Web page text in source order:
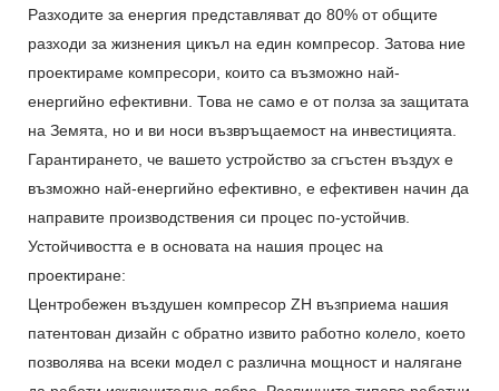
Разходите за енергия представляват до 80% от общите
разходи за жизнения цикъл на един компресор. Затова ние
проектираме компресори, които са възможно най-
енергийно ефективни. Това не само е от полза за защитата
на Земята, но и ви носи възвръщаемост на инвестицията.
Гарантирането, че вашето устройство за сгъстен въздух е
възможно най-енергийно ефективно, е ефективен начин да
направите производствения си процес по-устойчив.
Устойчивостта е в основата на нашия процес на
проектиране:
Центробежен въздушен компресор ZH възприема нашия
патентован дизайн с обратно извито работно колело, което
позволява на всеки модел с различна мощност и налягане